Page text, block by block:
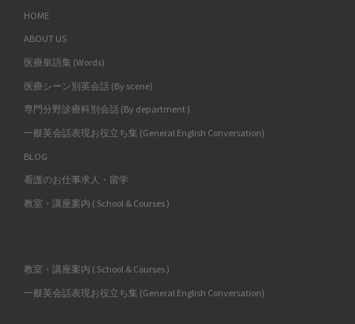
HOME
ABOUT US
医療単語集 (Words)
医療シーン別英会話 (By scene)
専門分野診療科別会話 (By department )
一般英会話表現お役立ち集 (General English Conversation)
BLOG
看護のお仕事求人・留学
教室・講座案内 ( School & Courses )
教室・講座案内 ( School & Courses )
一般英会話表現お役立ち集 (General English Conversation)